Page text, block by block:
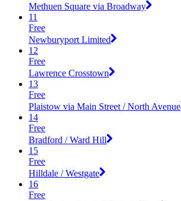
Methuen Square via Broadway
11
Free
Newburyport Limited
12
Free
Lawrence Crosstown
13
Free
Plaistow via Main Street / North Avenue
14
Free
Bradford / Ward Hill
15
Free
Hilldale / Westgate
16
Free